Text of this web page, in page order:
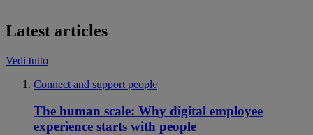
Latest articles
Vedi tutto
Connect and support people
The human scale: Why digital employee
experience starts with people